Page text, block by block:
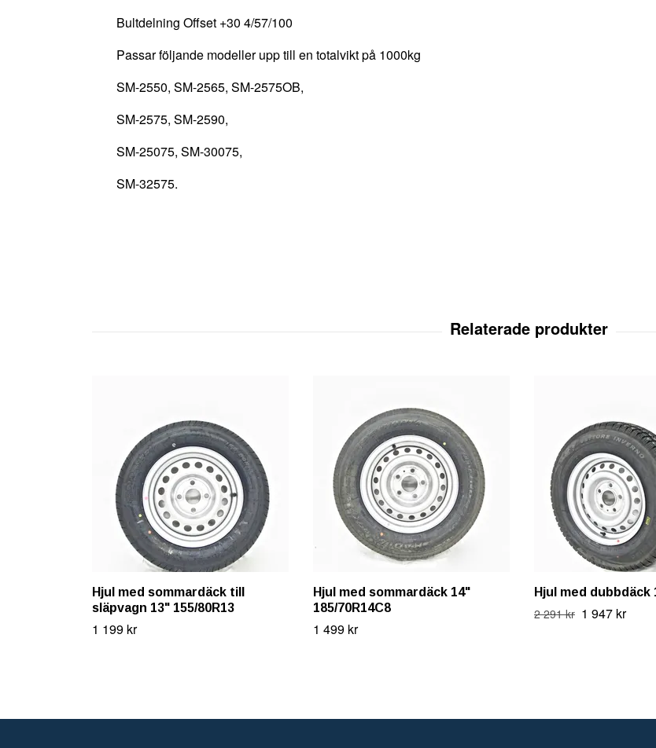
Bultdelning Offset +30 4/57/100
Passar följande modeller upp till en totalvikt på 1000kg
SM-2550, SM-2565, SM-2575OB,
SM-2575, SM-2590,
SM-25075, SM-30075,
SM-32575.
Hjul med sommardäck till
släpvagn 13" 155/80R13
1 199 kr
Hjul med sommardäck 14"
185/70R14C8
1 499 kr
Hjul med dubbdäck
2 291 kr 1 947 kr